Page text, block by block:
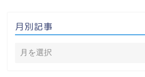
月別記事